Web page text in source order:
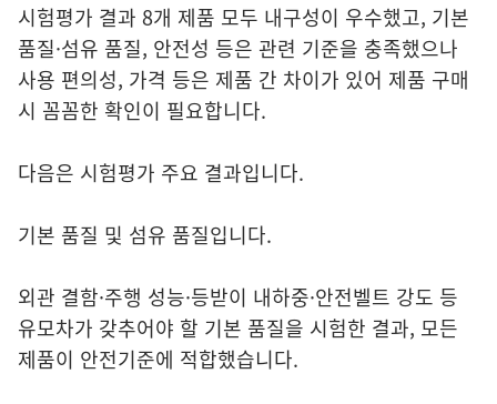
시험평가 결과 8개 제품 모두 내구성이 우수했고, 기본
품질·섬유 품질, 안전성 등은 관련 기준을 충족했으나
사용 편의성, 가격 등은 제품 간 차이가 있어 제품 구매
시 꼼꼼한 확인이 필요합니다.
다음은 시험평가 주요 결과입니다.
기본 품질 및 섬유 품질입니다.
외관 결함·주행 성능·등받이 내하중·안전벨트 강도 등
유모차가 갖추어야 할 기본 품질을 시험한 결과, 모든
제품이 안전기준에 적합했습니다.